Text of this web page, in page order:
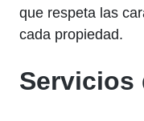
que respeta las
cada propiedad.
Servicios